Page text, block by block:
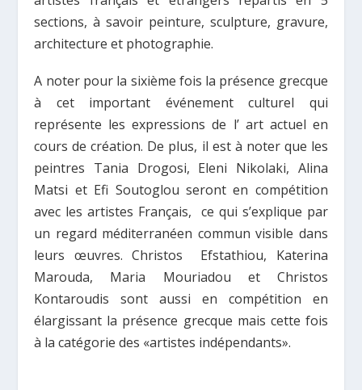
sections, à savoir peinture, sculpture, gravure,
architecture et photographie.
Α noter pour la sixième fois la présence grecque
à cet important événement culturel qui
représente les expressions de l’ art actuel en
cours de création. De plus, il est à noter que les
peintres Tania Drogosi, Εleni Nikolaki, Αlina
Matsi et Efi Soutoglou seront en compétition
avec les artistes Français, ce qui s’explique par
un regard méditerranéen commun visible dans
leurs œuvres. Christos Efstathiou, Katerina
Marouda, Maria Mouriadou et Christos
Kontaroudis sont aussi en compétition en
élargissant la présence grecque mais cette fois
à la catégorie des «artistes indépendants».